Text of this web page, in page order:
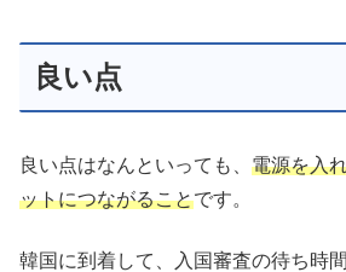
良い点
良い点はなんといっても、 電源を入
ットにつながることです。
韓国に到着して、入国審査の待ち時